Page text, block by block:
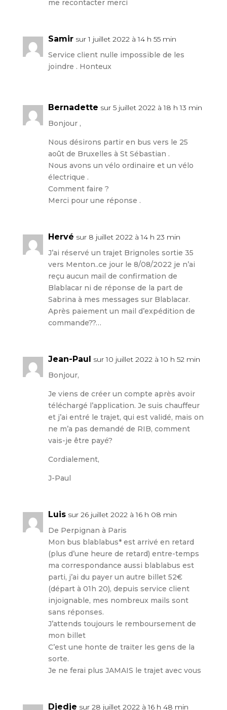
me recontacter merci
Samir sur 1 juillet 2022 à 14 h 55 min
Service client nulle impossible de les
joindre . Honteux
Bernadette sur 5 juillet 2022 à 18 h 13 min
Bonjour ,
Nous désirons partir en bus vers le 25
août de Bruxelles à St Sébastian .
Nous avons un vélo ordinaire et un vélo
électrique .
Comment faire ?
Merci pour une réponse .
Hervé sur 8 juillet 2022 à 14 h 23 min
J’ai réservé un trajet Brignoles sortie 35
vers Menton..ce jour le 8/08/2022 je n’ai
reçu aucun mail de confirmation de
Blablacar ni de réponse de la part de
Sabrina à mes messages sur Blablacar.
Après paiement un mail d’expédition de
commande??…
Jean-Paul
sur 10 juillet 2022 à 10 h 52 min
Bonjour,
Je viens de créer un compte après avoir
téléchargé l’application. Je suis chauffeur
et j’ai entré le trajet, qui est validé, mais on
ne m’a pas demandé de RIB, comment
vais-je être payé?
Cordialement,
J-Paul
Luis sur 26 juillet 2022 à 16 h 08 min
De Perpignan à Paris
Mon bus blablabus* est arrivé en retard
(plus d’une heure de retard) entre-temps
ma correspondance aussi blablabus est
parti, j’ai du payer un autre billet 52€
(départ à 01h 20), depuis service client
injoignable, mes nombreux mails sont
sans réponses.
J’attends toujours le remboursement de
mon billet
C’est une honte de traiter les gens de la
sorte.
Je ne ferai plus JAMAIS le trajet avec vous
Djedje sur 28 juillet 2022 à 16 h 48 min